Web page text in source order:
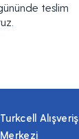
teslim
Turkcell Alışveriş
Merkezi